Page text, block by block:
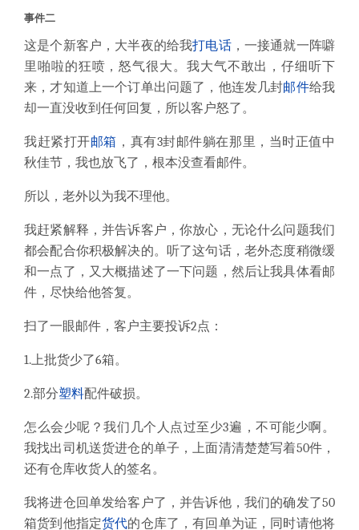
事件二
这是个新客户，大半夜的给我打电话，一接通就一阵噼
里啪啦的狂喷，怒气很大。我大气不敢出，仔细听下
来，才知道上一个订单出问题了，他连发几封邮件给我
却一直没收到任何回复，所以客户怒了。
我赶紧打开邮箱 ，真有3封邮件躺在那里，当时正值中
秋佳节，我也放飞了，根本没查看邮件。
所以，老外以为我不理他。
我赶紧解释，并告诉客户，你放心，无论什么问题我们
都会配合你积极解决的。听了这句话，老外态度稍微缓
和一点了，又大概描述了一下问题，然后让我具体看邮
件，尽快给他答复。
扫了一眼邮件，客户主要投诉2点：
1.上批货少了6箱。
2.部分塑料配件破损。
怎么会少呢？我们几个人点过至少3遍，不可能少啊。
我找出司机送货进仓的单子，上面清清楚楚写着50件，
还有仓库收货人的签名。
我将进仓回单发给客户了，并告诉他，我们的确发了50
箱货到他指定货代的仓库了，有回单为证，同时请他将